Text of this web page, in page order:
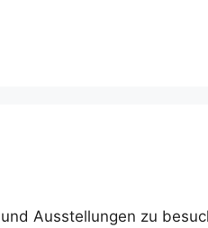
Ausstellungen zu